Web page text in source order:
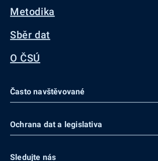
Metodika
Sběr dat
O ČSÚ
Často navštěvované
Ochrana dat a legislativa
Sledujte nás